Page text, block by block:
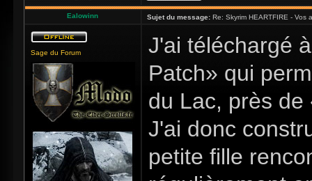
Ealowinn Sujet du message: Re: Skyrim HEARTFIRE - Vos
Sage du Forum
J'ai téléchargé
Patch» qui
du Lac, près
J'ai donc
petite fille